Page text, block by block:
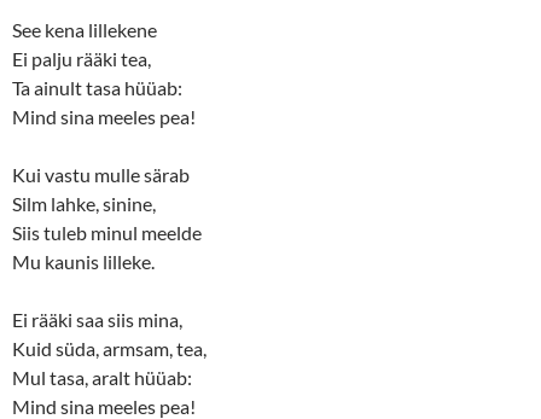
See kena lillekene
Ei palju rääki tea,
Ta ainult tasa hüüab:
Mind sina meeles pea!
Kui vastu mulle särab
Silm lahke, sinine,
Siis tuleb minul meelde
Mu kaunis lilleke.
Ei rääki saa siis mina,
Kuid süda, armsam, tea,
Mul tasa, aralt hüüab:
Mind sina meeles pea!